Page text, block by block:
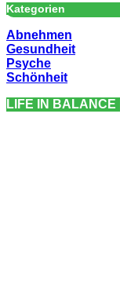
Kategorien
Abnehmen
Gesundheit
Psyche
Schönheit
LIFE IN BALANCE